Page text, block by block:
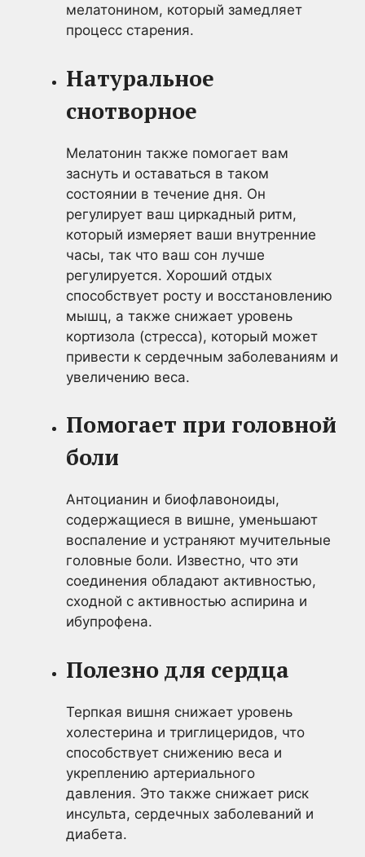
мелатонином, который замедляет
процесс старения.
Натуральное
снотворное
Мелатонин также помогает вам
заснуть и оставаться в таком
состоянии в течение дня. Он
регулирует ваш циркадный ритм,
который измеряет ваши внутренние
часы, так что ваш сон лучше
регулируется. Хороший отдых
способствует росту и восстановлению
мышц, а также снижает уровень
кортизола (стресса), который может
привести к сердечным заболеваниям и
увеличению веса.
Помогает при головной
боли
Антоцианин и биофлавоноиды,
содержащиеся в вишне, уменьшают
воспаление и устраняют мучительные
головные боли. Известно, что эти
соединения обладают активностью,
сходной с активностью аспирина и
ибупрофена.
Полезно для сердца
Терпкая вишня снижает уровень
холестерина и триглицеридов, что
способствует снижению веса и
укреплению артериального
давления. Это также снижает риск
инсульта, сердечных заболеваний и
диабета.